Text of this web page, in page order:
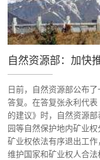
日前，自然资源部公布
答复。在答复张永利代
的建议》时，自然资源
园等自然保护地内矿业
矿业权依法有序退出工作
维护国家和矿业权人合法